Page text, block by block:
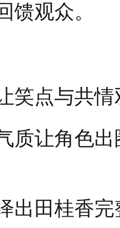
馈观众。
笑点与共
质让角色
出田桂香